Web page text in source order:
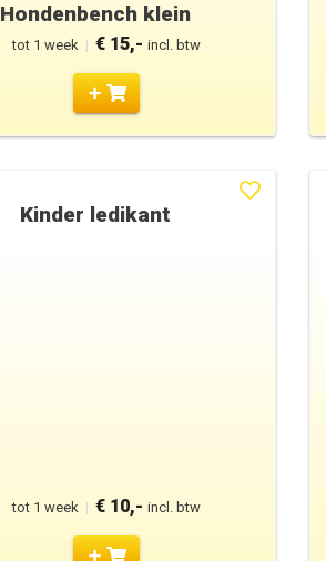
Hondenbench klein
tot 1 week | € 15,- incl. btw
Kinder ledikant
tot 1 week | € 10,- incl. btw